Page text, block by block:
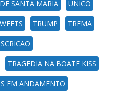
SANTA MARIA UNICO
TRUMP TREMA
TRAGEDIA NA BOATE KISS
EM ANDAMENTO